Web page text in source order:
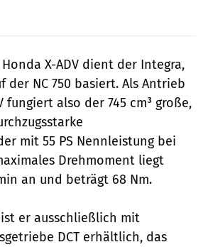
X-ADV dient der Integra,
der NC 750 basiert. Als Antrieb
fungiert also der 745 cm³ große,
mit 55 PS Nennleistung bei
Drehmoment liegt
an und beträgt 68 Nm.
ist er ausschließlich mit
DCT erhältlich, das